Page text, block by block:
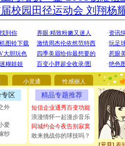
届校园田径运动会 刘翔杨
小灵通 性感丽人
专区
外
爱
纱
精品专题推荐
短信企业通秀百变功能
浪漫情怀一起漫步音乐
同城约会今夜告别寂寞
敢来挑战你的球技吗？
[圣诞节]
你太多，
要平安
[圣诞节]
能正大光
都要快乐
[圣诞节]
如意,快
[元旦] 看